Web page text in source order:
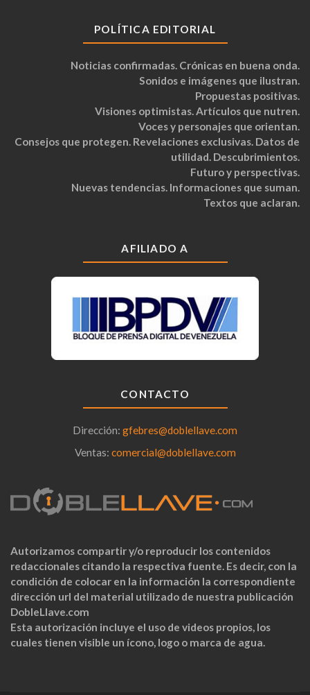
POLÍTICA EDITORIAL
Noticias confirmadas. Crónicas en buena onda.
Sonidos e imágenes que ilustran.
Propuestas positivas.
Visiones optimistas. Artículos que nutren.
Voces y personajes que orientan.
Consejos que protegen. Revelaciones exclusivas. Datos de
utilidad. Descubrimientos.
Futuro y perspectivas.
Nuevas tendencias. Informaciones que suman.
Textos que aclaran.
AFILIADO A
CONTACTO
Dirección: gfebres@doblellave.com
Ventas: comercial@doblellave.com
Autorizamos compartir y/o reproducir los contenidos
redaccionales citando la respectiva fuente. Es decir, con la
condición de colocar en la información la correspondiente
dirección url del material utilizado de nuestra publicación
DobleLlave.com
Esta autorización incluye el uso de videos propios, los
cuales tienen visible un ícono, logo o marca de agua.